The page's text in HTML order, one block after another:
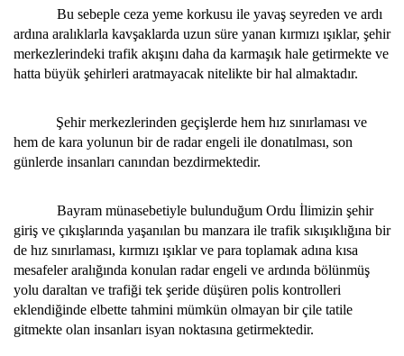
Bu sebeple ceza yeme korkusu ile yavaş seyreden ve ardı
ardına aralıklarla kavşaklarda uzun süre yanan kırmızı ışıklar, şehir
merkezlerindeki trafik akışını daha da karmaşık hale getirmekte ve
hatta büyük şehirleri aratmayacak nitelikte bir hal almaktadır.
Şehir merkezlerinden geçişlerde hem hız sınırlaması ve
hem de kara yolunun bir de radar engeli ile donatılması, son
günlerde insanları canından bezdirmektedir.
Bayram münasebetiyle bulunduğum Ordu İlimizin şehir
giriş ve çıkışlarında yaşanılan bu manzara ile trafik sıkışıklığına bir
de hız sınırlaması, kırmızı ışıklar ve para toplamak adına kısa
mesafeler aralığında konulan radar engeli ve ardında bölünmüş
yolu daraltan ve trafiği tek şeride düşüren polis kontrolleri
eklendiğinde elbette tahmini mümkün olmayan bir çile tatile
gitmekte olan insanları isyan noktasına getirmektedir.